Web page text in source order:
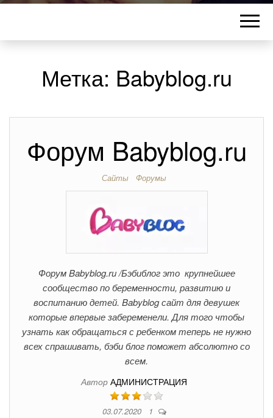
Метка: Babyblog.ru
Форум Babyblog.ru
Сайты Форумы
Форум Babyblog.ru /Бэбиблог это крупнейшее
сообщество по беременности, развитию и
воспитанию детей. Babyblog сайт для девушек
которые впервые забеременели. Для того чтобы
узнать как обращаться с ребенком теперь не нужно
всех спрашивать, бэби блог поможет абсолютно со
всем.
Автор АДМИНИСТРАЦИЯ
03.07.2020 1